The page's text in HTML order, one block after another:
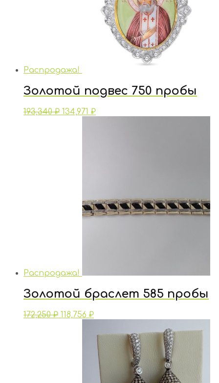
Распродажа!
Золотой подвес 750 пробы
193,340₽ 134,971 ₽
Распродажа!
Золотой браслет 585 пробы
172,250₽ 118,756 ₽